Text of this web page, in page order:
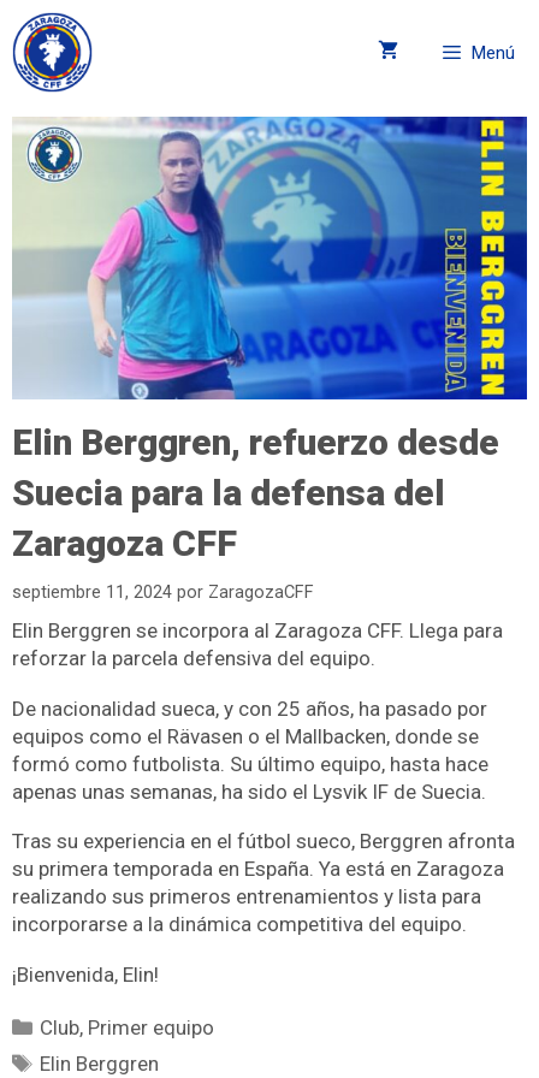
Menú
Elin Berggren, refuerzo desde
Suecia para la defensa del
Zaragoza CFF
septiembre 11, 2024 por ZaragozaCFF
Elin Berggren se incorpora al Zaragoza CFF. Llega para
reforzar la parcela defensiva del equipo.
De nacionalidad sueca, y con 25 años, ha pasado por
equipos como el Rävasen o el Mallbacken, donde se
formó como futbolista. Su último equipo, hasta hace
apenas unas semanas, ha sido el Lysvik IF de Suecia.
Tras su experiencia en el fútbol sueco, Berggren afronta
su primera temporada en España. Ya está en Zaragoza
realizando sus primeros entrenamientos y lista para
incorporarse a la dinámica competitiva del equipo.
¡Bienvenida, Elin!
Club, Primer equipo
Elin Berggren